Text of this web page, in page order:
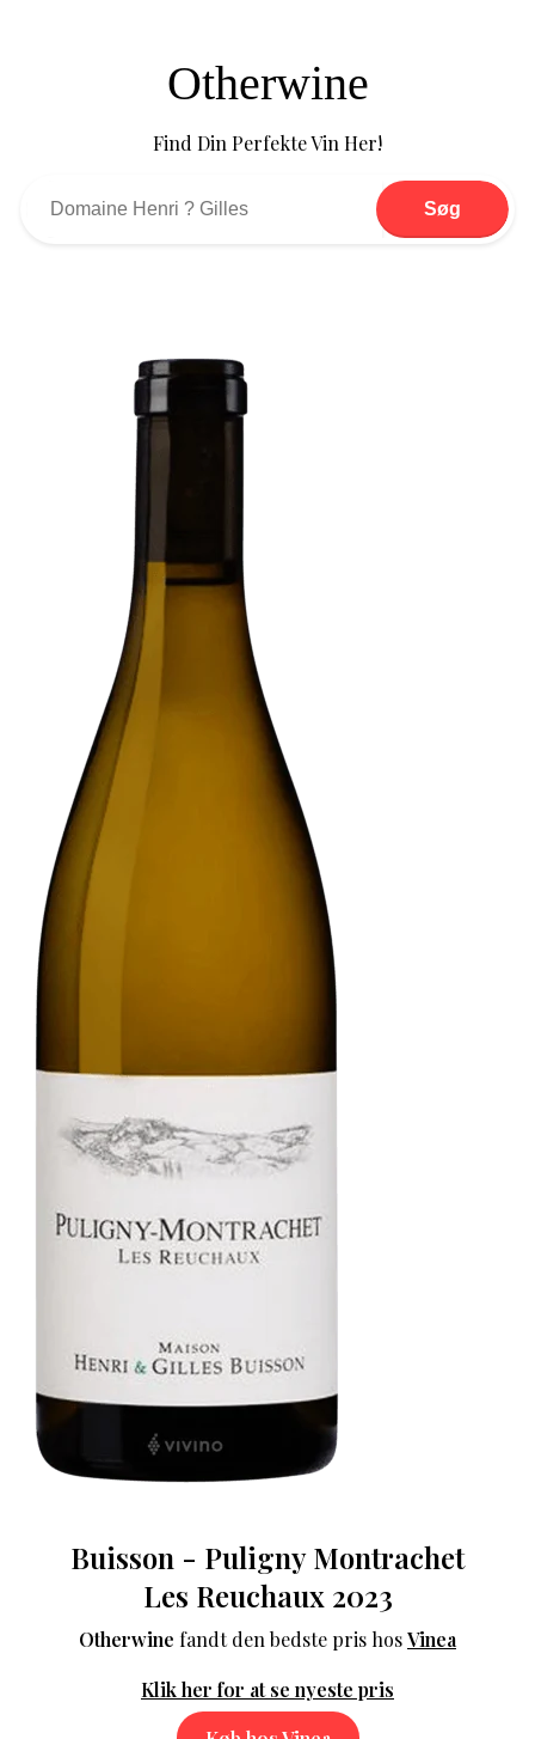
Otherwine
Find Din Perfekte Vin Her!
Søg
Buisson - Puligny Montrachet
Les Reuchaux 2023
Otherwine fandt den bedste pris hosVinea
Klik her for at se nyeste pris